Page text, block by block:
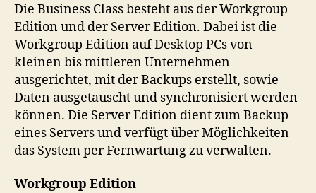
Die Business Class besteht aus der Workgroup
Edition und der Server Edition. Dabei ist die
Workgroup Edition auf Desktop PCs von
kleinen bis mittleren Unternehmen
ausgerichtet, mit der Backups erstellt, sowie
Daten ausgetauscht und synchronisiert werden
können. Die Server Edition dient zum Backup
eines Servers und verfügt über Möglichkeiten
das System per Fernwartung zu verwalten.
Workgroup Edition